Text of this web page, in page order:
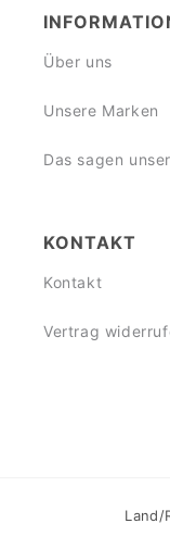
Über uns
Unsere Marken
Das sagen
KONTAKT
Kontakt
Vertrag
Land/